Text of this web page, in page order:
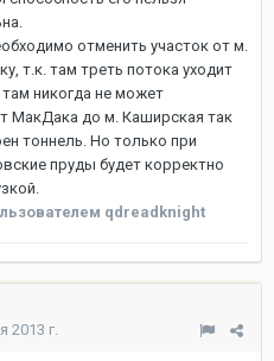
отменить участок от м.
т.к. там треть потока уходит
никогда не может
МакДака до м. Каширская так
тоннель. Но только при
пруды будет корректно
qdreadknight
2013 г.